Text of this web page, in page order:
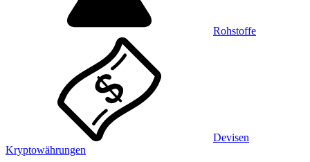
Rohstoffe
Devisen
Kryptowährungen